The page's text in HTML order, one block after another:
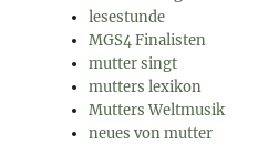
lesestunde
MGS4 Finalisten
mutter singt
mutters lexikon
Mutters Weltmusik
neues von mutter